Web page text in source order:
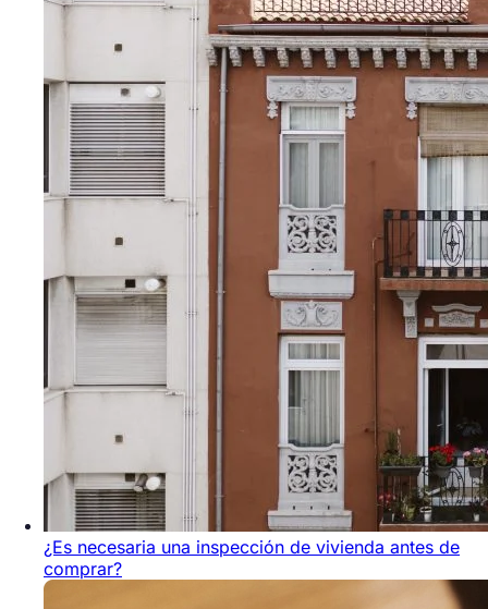
¿Es necesaria una inspección de vivienda antes de
comprar?